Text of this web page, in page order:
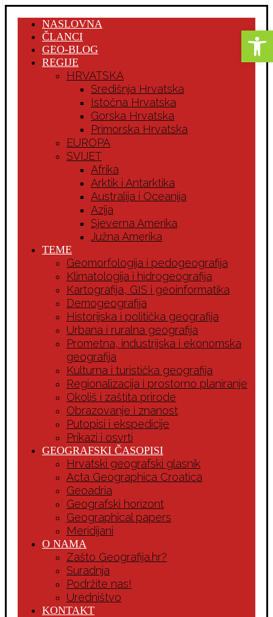
NASLOVNA
ČLANCI
GEO-BLOG
REGIJE
HRVATSKA
Središnja Hrvatska
Istočna Hrvatska
Gorska Hrvatska
Primorska Hrvatska
EUROPA
SVIJET
Afrika
Arktik i Antarktika
Australija i Oceanija
Azija
Sjeverna Amerika
Južna Amerika
TEME
Geomorfologija i pedogeografija
Klimatologija i hidrogeografija
Kartografija, GIS i geoinformatika
Demogeografija
Historijska i politička geografija
Urbana i ruralna geografija
Prometna, industrijska i ekonomska
geografija
Kulturna i turistička geografija
Regionalizacija i prostorno planiranje
Okoliš i zaštita prirode
Obrazovanje i znanost
Putopisi i ekspedicije
Prikazi i osvrti
GEOGRAFSKI ČASOPISI
Hrvatski geografski glasnik
Acta Geographica Croatica
Geoadria
Geografski horizont
Geographical papers
Meridijani
O NAMA
Zašto Geografija.hr?
Suradnja
Podržite nas!
Uredništvo
KONTAKT